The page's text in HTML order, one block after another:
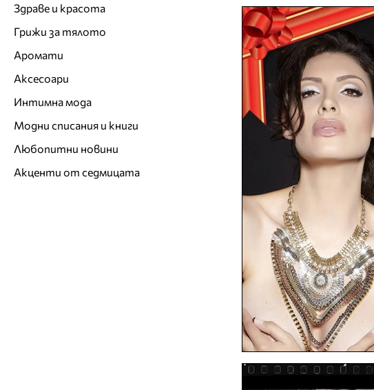
Здраве и красота
Грижи за тялото
Аромати
Аксесоари
Интимна мода
Модни списания и книги
Любопитни новини
Акценти от седмицата